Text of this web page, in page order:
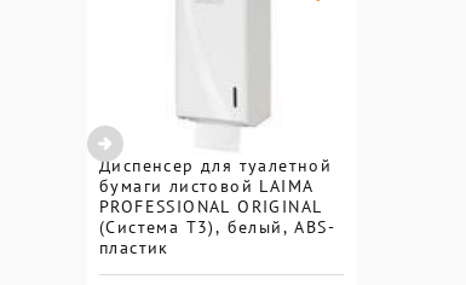
Диспенсер для туалетной
бумаги листовой LAIMA
PROFESSIONAL ORIGINAL
(Система T3), белый, ABS-
пластик